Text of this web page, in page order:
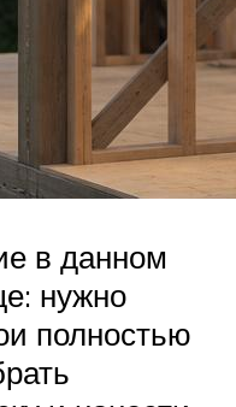
в данном
нужно
полностью